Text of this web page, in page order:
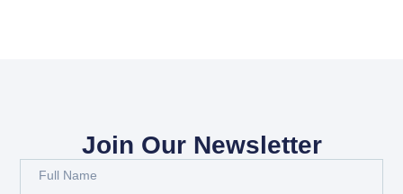
Join Our Newsletter